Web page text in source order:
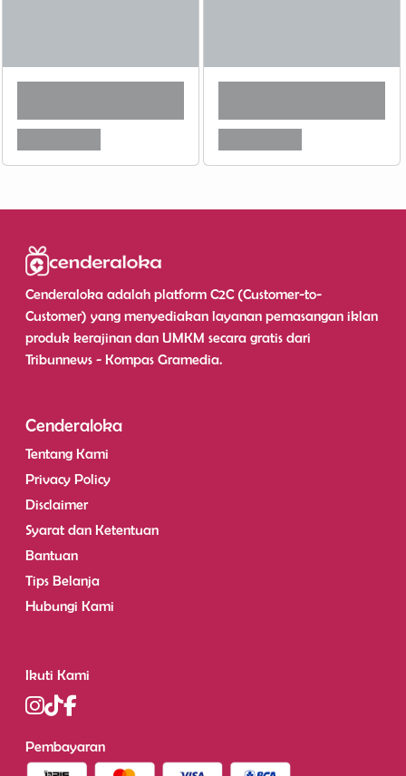
Cenderaloka adalah platform C2C (Customer-to-
Customer) yang menyediakan layanan pemasangan iklan
produk kerajinan dan UMKM secara gratis dari
Tribunnews - Kompas Gramedia.
Cenderaloka
Tentang Kami
Privacy Policy
Disclaimer
Syarat dan Ketentuan
Bantuan
Tips Belanja
Hubungi Kami
Ikuti Kami
Pembayaran